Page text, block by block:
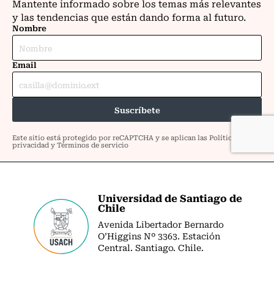
Universidad de Santiago de
Chile
Avenida Libertador Bernardo
O’Higgins Nº 3363. Estación
Central. Santiago. Chile.